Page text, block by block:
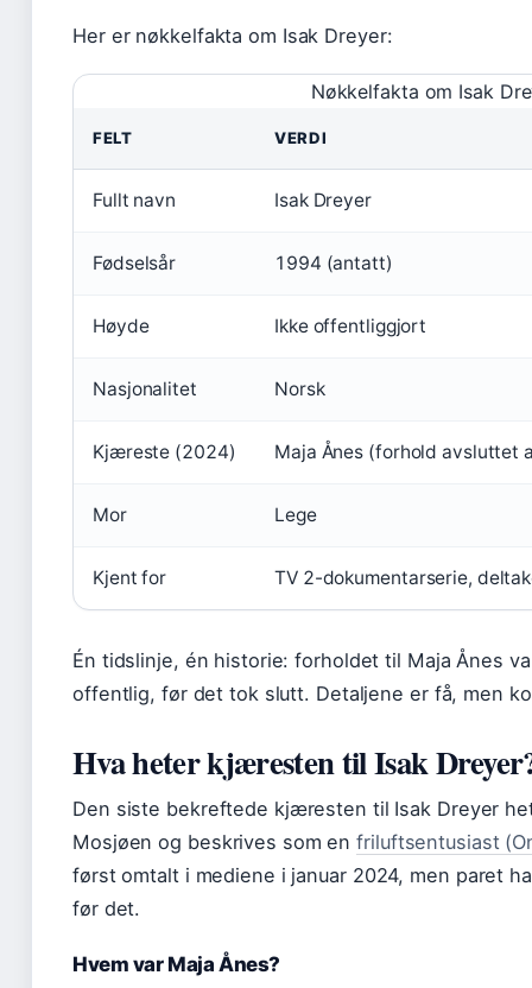
Her er nøkkelfakta om Isak Dreyer:
Nøkkelfakta om Isak
FELT VERDI
Fullt navn Isak Dreyer
Fødselsår 1994 (antatt)
Høyde Ikke offentliggjort
Nasjonalitet Norsk
Kjæreste (2024) Maja Ånes (forhold avsluttet
Mor Lege
Kjent for TV 2-dokumentarserie,
Én tidslinje, én historie: forholdet til Maja Ånes
offentlig, før det tok slutt. Detaljene er få, men
Hva heter kjæresten til Isak
Den siste bekreftede kjæresten til Isak Dreyer
Mosjøen og beskrives som enfriluftsentusiast
først omtalt i mediene i januar 2024, men paret
før det.
Hvem var Maja Ånes?